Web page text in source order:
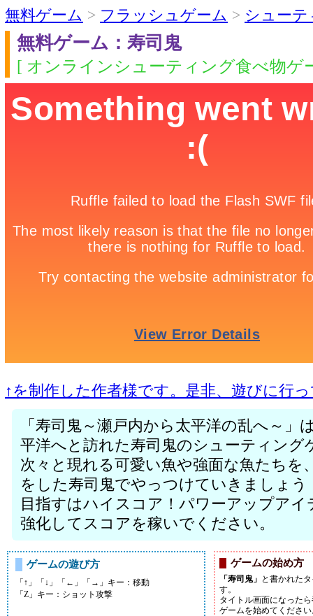
無料ゲーム > フラッシュゲーム > シューテ
無料ゲーム：寿司鬼
[ オンラインシューティング食べ物ゲ
↑を制作した作者様です。是非、遊びに行
「寿司鬼～瀬戸内から太平洋の乱へ～」
平洋へと訪れた寿司鬼のシューティング
次々と現れる可愛い魚や強面な魚たちを
をした寿司鬼でやっつけていきましょう
目指すはハイスコア！パワーアップア
強化してスコアを稼いでください。
ゲームの遊び方
「↑」「↓」「←」「→」キー：移動
「Z」キー：ショット攻撃
ゲームの始め方
「寿司鬼」 と書かれた
す。
タイトル画面になったら
ゲームを始めてくださ